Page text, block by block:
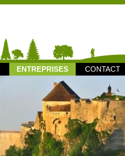
ENTREPRISES CONTACT